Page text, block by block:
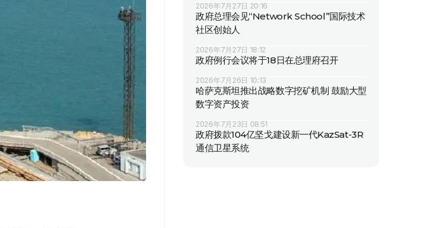
2026年7月27日 20:16
政府总理会见“Network School”国际技术
社区创始人
2026年7月27日 18:12
政府例行会议将于18日在总理府召开
2026年7月26日 10:13
哈萨克斯坦推出战略数字挖矿机制 鼓励大型
数字资产投资
2026年7月23日 08:51
政府拨款104亿坚戈建设新一代KazSat-3R
通信卫星系统